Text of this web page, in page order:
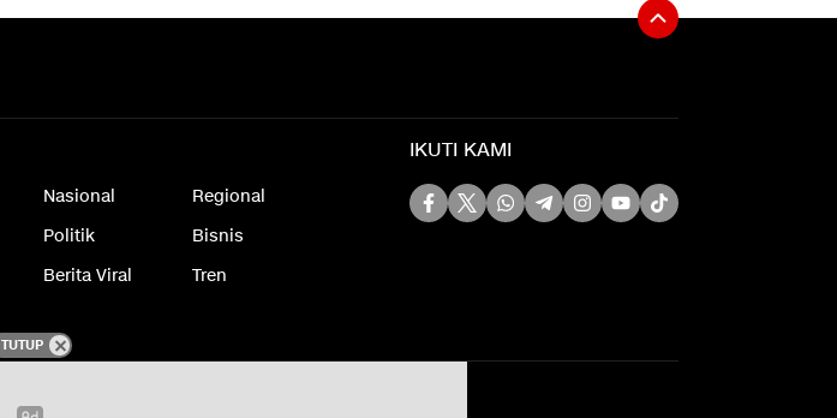
Nasional
Regional
Politik
Bisnis
Berita Viral
Tren
IKUTI KAMI
TUTUP